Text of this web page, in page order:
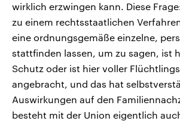
wirklich erzwingen kann. Diese
zu einem rechtsstaatlichen
eine ordnungsgemäße einzelne,
stattfinden lassen, um zu sagen, ist
Schutz oder ist hier voller
angebracht, und das hat
Auswirkungen auf den
besteht mit der Union eigentlich